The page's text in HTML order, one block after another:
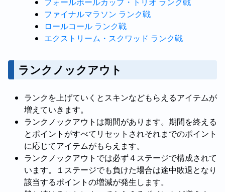
ファイナルマラソン ランク戦
ロールコール ランク戦
エクストリーム・スクワッド ランク戦
ランクノックアウト
ランクを上げていくとスキンなどもらえるアイテムが
増えていきます。
ランクノックアウトは期間があります。期間を終える
とポイントがすべてリセットされそれまでのポイント
に応じてアイテムがもらえます。
ランクノックアウトでは必ず４ステージで構成されて
います。１ステージでも負けた場合は途中敗退となり
該当するポイントの増減が発生します。